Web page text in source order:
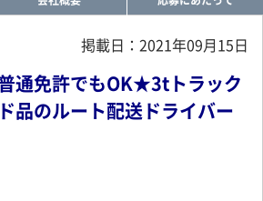
掲載日：2021年09月15日
普通免許でもOK★3tトラック
品のルート配送ドライバー